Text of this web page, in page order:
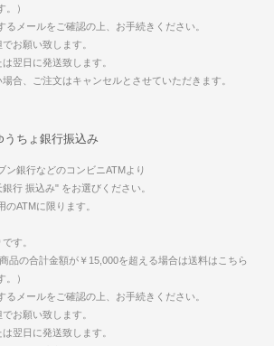
。）
るメールをご確認の上、お手続きください。
お願い致します。
翌日に発送致します。
合、ご注文はキャンセルとさせていただきます。
ちょ銀行振込み
銀行などのコンビニATMより
行 振込み" をお選びください。
ATMに限ります。
す。
品の合計金額が￥15,000を超える場合は送料はこちら
。）
るメールをご確認の上、お手続きください。
お願い致します。
翌日に発送致します。